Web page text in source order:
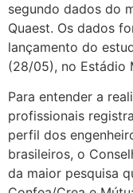
segundo dados do
Quaest. Os dados
lançamento do
(28/05), no Estádio
Para entender a
profissionais
perfil dos
brasileiros, o
da maior pesquisa